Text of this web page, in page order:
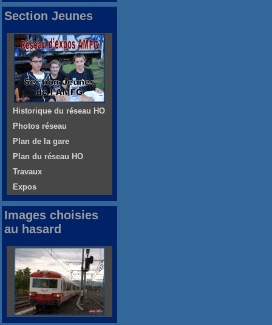
Section Jeunes
Historique du réseau HO
Photos réseau
Plan de la gare
Plan du réseau HO
Travaux
Expos
Images choisies
au hasard